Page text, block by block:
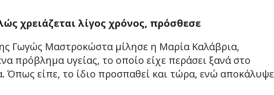
χρειάζεται λίγος χρόνος, πρόσθεσε
Γωγώς Μαστροκώστα μίλησε η Μαρία Καλάβρια,
πρόβλημα υγείας, το οποίο είχε περάσει ξανά στο
Όπως είπε, το ίδιο προσπαθεί και τώρα, ενώ αποκάλυψε